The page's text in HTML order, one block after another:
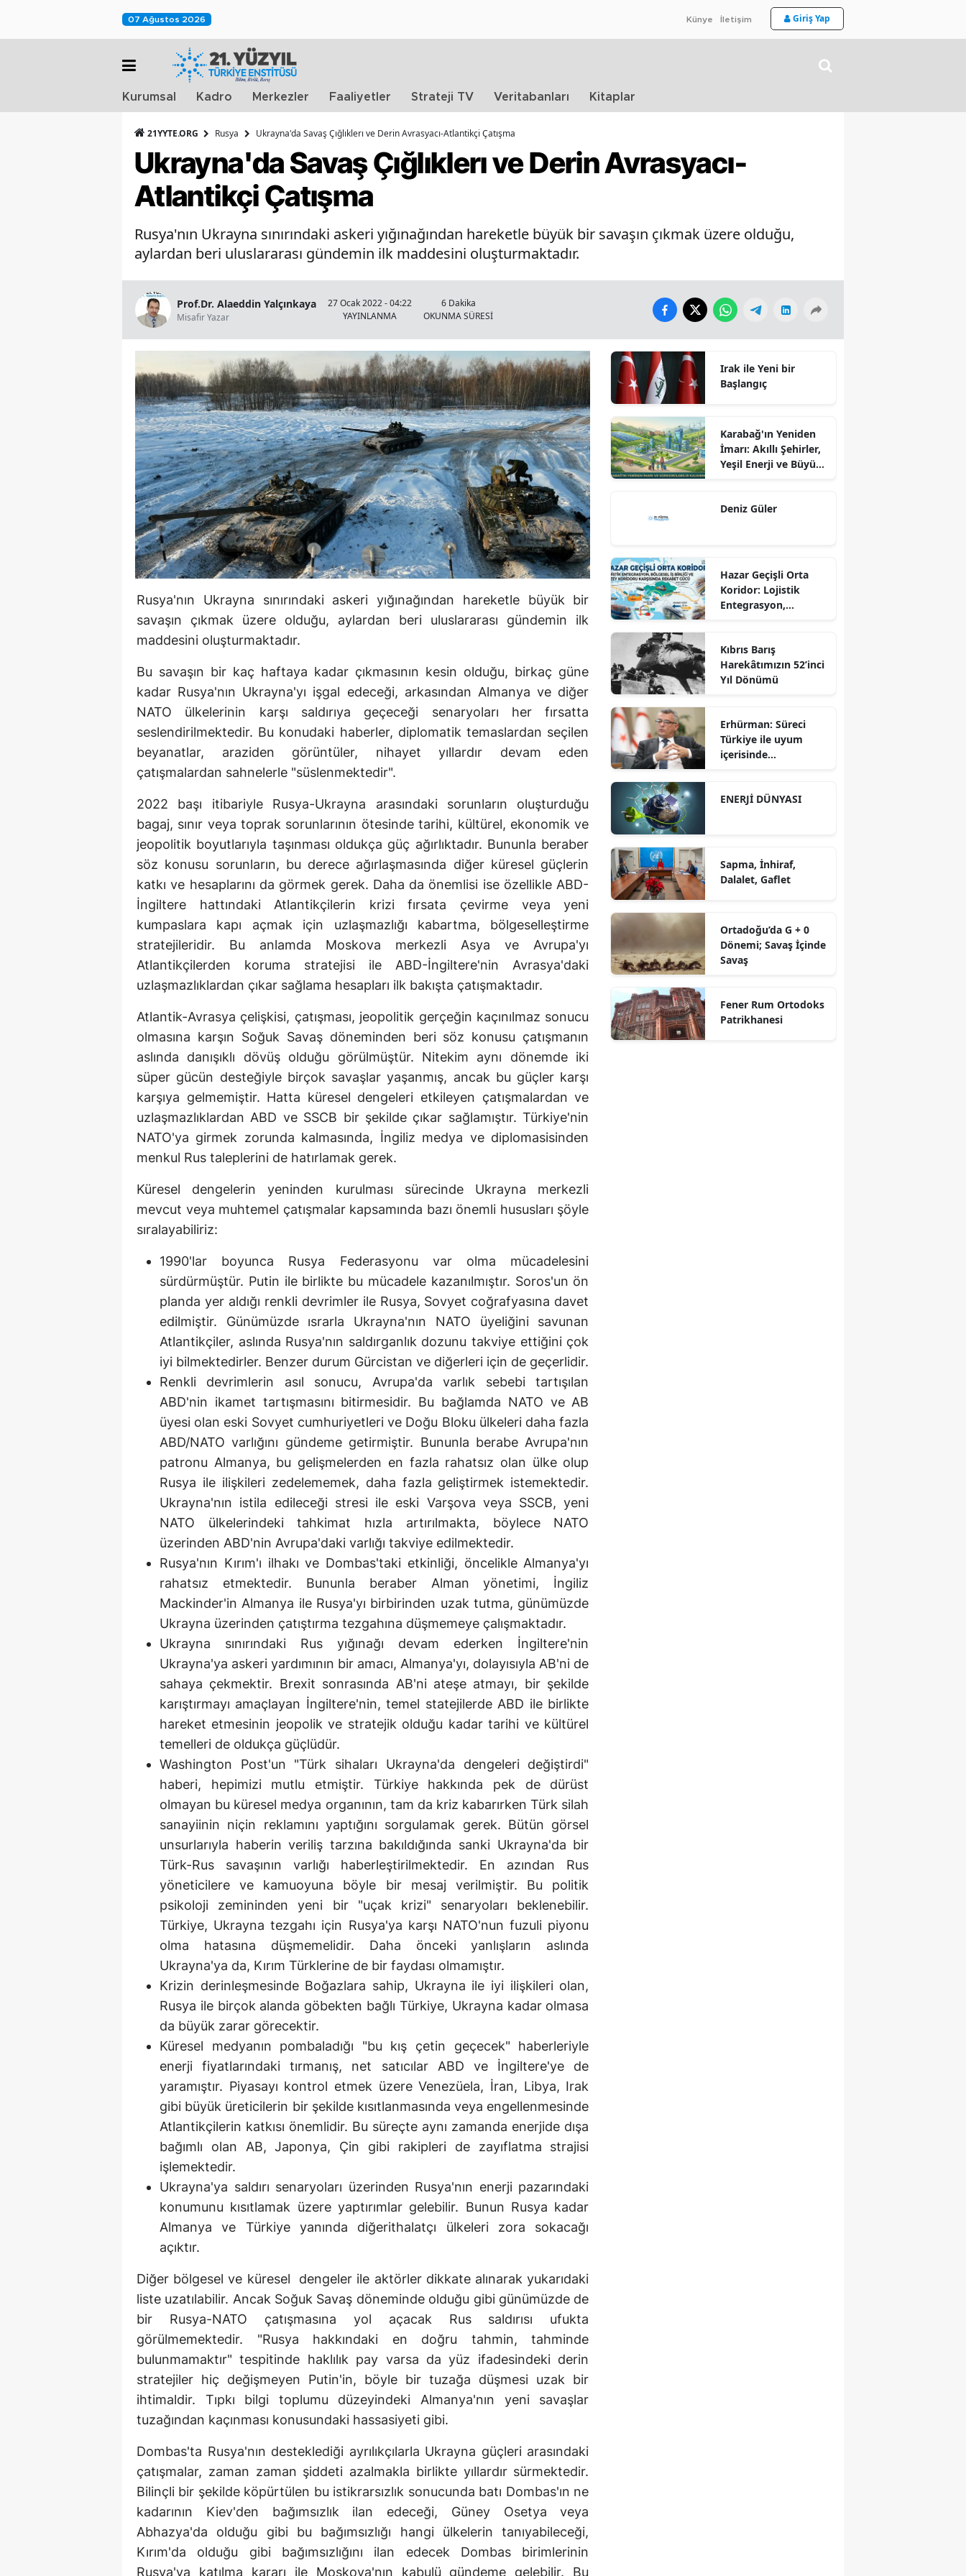
07 Ağustos 2026 Künye İletişim Giriş Yap
Kurumsal Kadro Merkezler Faaliyetler Strateji TV Veritabanları Kitaplar
21YYTE.ORG Rusya Ukrayna'da Savaş Çığlıklerı ve Derin Avrasyacı-Atlantikçi Çatışma
Ukrayna'da Savaş Çığlıklerı ve Derin Avrasyacı-
Atlantikçi Çatışma
Rusya'nın Ukrayna sınırındaki askeri yığınağından hareketle büyük bir savaşın çıkmak üzere olduğu,
aylardan beri uluslararası gündemin ilk maddesini oluşturmaktadır.
Prof.Dr. Alaeddin Yalçınkaya
Misafir Yazar
27 Ocak 2022 - 04:22
YAYINLANMA
6 Dakika
OKUNMA SÜRESİ
Rusya'nın Ukrayna sınırındaki askeri yığınağından hareketle büyük bir
savaşın çıkmak üzere olduğu, aylardan beri uluslararası gündemin ilk
maddesini oluşturmaktadır.
Bu savaşın bir kaç haftaya kadar çıkmasının kesin olduğu, birkaç güne
kadar Rusya'nın Ukrayna'yı işgal edeceği, arkasından Almanya ve diğer
NATO ülkelerinin karşı saldırıya geçeceği senaryoları her fırsatta
seslendirilmektedir. Bu konudaki haberler, diplomatik temaslardan seçilen
beyanatlar, araziden görüntüler, nihayet yıllardır devam eden
çatışmalardan sahnelerle "süslenmektedir".
2022 başı itibariyle Rusya-Ukrayna arasındaki sorunların oluşturduğu
bagaj, sınır veya toprak sorunlarının ötesinde tarihi, kültürel, ekonomik ve
jeopolitik boyutlarıyla taşınması oldukça güç ağırlıktadır. Bununla beraber
söz konusu sorunların, bu derece ağırlaşmasında diğer küresel güçlerin
katkı ve hesaplarını da görmek gerek. Daha da önemlisi ise özellikle ABD-
İngiltere hattındaki Atlantikçilerin krizi fırsata çevirme veya yeni
kumpaslara kapı açmak için uzlaşmazlığı kabartma, bölgeselleştirme
stratejileridir. Bu anlamda Moskova merkezli Asya ve Avrupa'yı
Atlantikçilerden koruma stratejisi ile ABD-İngiltere'nin Avrasya'daki
uzlaşmazlıklardan çıkar sağlama hesapları ilk bakışta çatışmaktadır.
Atlantik-Avrasya çelişkisi, çatışması, jeopolitik gerçeğin kaçınılmaz sonucu
olmasına karşın Soğuk Savaş döneminden beri söz konusu çatışmanın
aslında danışıklı dövüş olduğu görülmüştür. Nitekim aynı dönemde iki
süper gücün desteğiyle birçok savaşlar yaşanmış, ancak bu güçler karşı
karşıya gelmemiştir. Hatta küresel dengeleri etkileyen çatışmalardan ve
uzlaşmazlıklardan ABD ve SSCB bir şekilde çıkar sağlamıştır. Türkiye'nin
NATO'ya girmek zorunda kalmasında, İngiliz medya ve diplomasisinden
menkul Rus taleplerini de hatırlamak gerek.
Küresel dengelerin yeninden kurulması sürecinde Ukrayna merkezli
mevcut veya muhtemel çatışmalar kapsamında bazı önemli hususları şöyle
sıralayabiliriz:
1990'lar boyunca Rusya Federasyonu var olma mücadelesini
sürdürmüştür. Putin ile birlikte bu mücadele kazanılmıştır. Soros'un ön
planda yer aldığı renkli devrimler ile Rusya, Sovyet coğrafyasına davet
edilmiştir. Günümüzde ısrarla Ukrayna'nın NATO üyeliğini savunan
Atlantikçiler, aslında Rusya'nın saldırganlık dozunu takviye ettiğini çok
iyi bilmektedirler. Benzer durum Gürcistan ve diğerleri için de geçerlidir.
Renkli devrimlerin asıl sonucu, Avrupa'da varlık sebebi tartışılan
ABD'nin ikamet tartışmasını bitirmesidir. Bu bağlamda NATO ve AB
üyesi olan eski Sovyet cumhuriyetleri ve Doğu Bloku ülkeleri daha fazla
ABD/NATO varlığını gündeme getirmiştir. Bununla berabe Avrupa'nın
patronu Almanya, bu gelişmelerden en fazla rahatsız olan ülke olup
Rusya ile ilişkileri zedelememek, daha fazla geliştirmek istemektedir.
Ukrayna'nın istila edileceği stresi ile eski Varşova veya SSCB, yeni
NATO ülkelerindeki tahkimat hızla artırılmakta, böylece NATO
üzerinden ABD'nin Avrupa'daki varlığı takviye edilmektedir.
Rusya'nın Kırım'ı ilhakı ve Dombas'taki etkinliği, öncelikle Almanya'yı
rahatsız etmektedir. Bununla beraber Alman yönetimi, İngiliz
Mackinder'in Almanya ile Rusya'yı birbirinden uzak tutma, günümüzde
Ukrayna üzerinden çatıştırma tezgahına düşmemeye çalışmaktadır.
Ukrayna sınırındaki Rus yığınağı devam ederken İngiltere'nin
Ukrayna'ya askeri yardımının bir amacı, Almanya'yı, dolayısıyla AB'ni de
sahaya çekmektir. Brexit sonrasında AB'ni ateşe atmayı, bir şekilde
karıştırmayı amaçlayan İngiltere'nin, temel statejilerde ABD ile birlikte
hareket etmesinin jeopolik ve stratejik olduğu kadar tarihi ve kültürel
temelleri de oldukça güçlüdür.
Washington Post'un "Türk sihaları Ukrayna'da dengeleri değiştirdi"
haberi, hepimizi mutlu etmiştir. Türkiye hakkında pek de dürüst
olmayan bu küresel medya organının, tam da kriz kabarırken Türk silah
sanayiinin niçin reklamını yaptığını sorgulamak gerek. Bütün görsel
unsurlarıyla haberin veriliş tarzına bakıldığında sanki Ukrayna'da bir
Türk-Rus savaşının varlığı haberleştirilmektedir. En azından Rus
yöneticilere ve kamuoyuna böyle bir mesaj verilmiştir. Bu politik
psikoloji zemininden yeni bir "uçak krizi" senaryoları beklenebilir.
Türkiye, Ukrayna tezgahı için Rusya'ya karşı NATO'nun fuzuli piyonu
olma hatasına düşmemelidir. Daha önceki yanlışların aslında
Ukrayna'ya da, Kırım Türklerine de bir faydası olmamıştır.
Krizin derinleşmesinde Boğazlara sahip, Ukrayna ile iyi ilişkileri olan,
Rusya ile birçok alanda göbekten bağlı Türkiye, Ukrayna kadar olmasa
da büyük zarar görecektir.
Küresel medyanın pombaladığı "bu kış çetin geçecek" haberleriyle
enerji fiyatlarındaki tırmanış, net satıcılar ABD ve İngiltere'ye de
yaramıştır. Piyasayı kontrol etmek üzere Venezüela, İran, Libya, Irak
gibi büyük üreticilerin bir şekilde kısıtlanmasında veya engellenmesinde
Atlantikçilerin katkısı önemlidir. Bu süreçte aynı zamanda enerjide dışa
bağımlı olan AB, Japonya, Çin gibi rakipleri de zayıflatma strajisi
işlemektedir.
Ukrayna'ya saldırı senaryoları üzerinden Rusya'nın enerji pazarındaki
konumunu kısıtlamak üzere yaptırımlar gelebilir. Bunun Rusya kadar
Almanya ve Türkiye yanında diğerithalatçı ülkeleri zora sokacağı
açıktır.
Diğer bölgesel ve küresel dengeler ile aktörler dikkate alınarak yukarıdaki
liste uzatılabilir. Ancak Soğuk Savaş döneminde olduğu gibi günümüzde de
bir Rusya-NATO çatışmasına yol açacak Rus saldırısı ufukta
görülmemektedir. "Rusya hakkındaki en doğru tahmin, tahminde
bulunmamaktır" tespitinde haklılık pay varsa da yüz ifadesindeki derin
stratejiler hiç değişmeyen Putin'in, böyle bir tuzağa düşmesi uzak bir
ihtimaldir. Tıpkı bilgi toplumu düzeyindeki Almanya'nın yeni savaşlar
tuzağından kaçınması konusundaki hassasiyeti gibi.
Dombas'ta Rusya'nın desteklediği ayrılıkçılarla Ukrayna güçleri arasındaki
çatışmalar, zaman zaman şiddeti azalmakla birlikte yıllardır sürmektedir.
Bilinçli bir şekilde köpürtülen bu istikrarsızlık sonucunda batı Dombas'ın ne
kadarının Kiev'den bağımsızlık ilan edeceği, Güney Osetya veya
Abhazya'da olduğu gibi bu bağımsızlığı hangi ülkelerin tanıyabileceği,
Kırım'da olduğu gibi bağımsızlığını ilan edecek Dombas birimlerinin
Rusya'ya katılma kararı ile Moskova'nın kabulü gündeme gelebilir. Bu
Irak ile Yeni bir
Başlangıç
Karabağ'ın Yeniden
İmarı: Akıllı Şehirler,
Yeşil Enerji ve Büyük
Sürdürülebilir
Deniz Güler
Hazar Geçişli Orta
Koridor: Lojistik
Entegrasyon,
Karşısında Rekabet
Gücü
Kıbrıs Barış
Harekâtımızın 52’inci
Yıl Dönümü
Erhürman: Süreci
Türkiye ile uyum
içerisinde
ENERJİ DÜNYASI
Sapma, İnhiraf,
Dalalet, Gaflet
Ortadoğu’da G + 0
Dönemi; Savaş İçinde
Savaş
Fener Rum Ortodoks
Patrikhanesi